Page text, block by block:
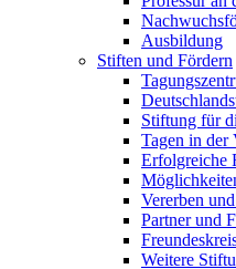
Ausbildung
Stiften und Fördern
Stiftung für
Tagen in der
Erfolgreiche
Vererben
Partner und
Weitere